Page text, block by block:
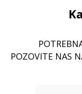
POZOVITE NAS